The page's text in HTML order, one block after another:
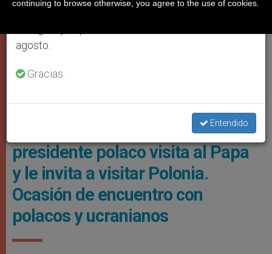
Foto: Vatican Media
En medio de crisis con Rusia,
presidente polaco visita al Papa
y le invita a visitar Polonia.
Ocasión de encuentro con
polacos y ucranianos
agosto.
Gracias.
Entendido
continuing to browse otherwise, you agree to the use of cookies.